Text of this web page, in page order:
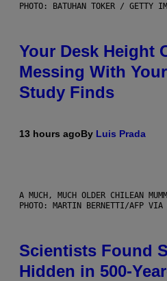
PHOTO: BATUHAN TOKER / GETTY
Your Desk Height
Messing With
Study Finds
13 hours agoBy Luis Prada
A MUCH, MUCH OLDER CHILEAN
PHOTO: MARTIN BERNETTI/AFP VIA
Scientists Found
Hidden in 500-